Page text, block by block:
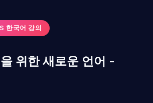
한국어 강의
위한 새로운 언어 -